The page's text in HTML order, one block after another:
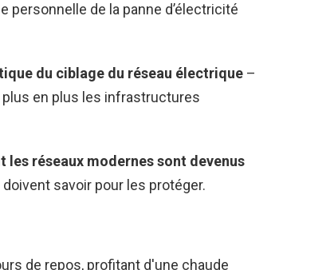
personnelle de la panne d’électricité
du ciblage du réseau électrique –
en plus les infrastructures
les réseaux modernes sont devenus
savoir pour les protéger.
de repos, profitant d'une chaude